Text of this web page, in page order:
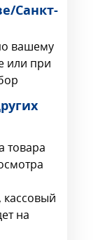
вашему
или при
Санкт-
товара
кассовый
на